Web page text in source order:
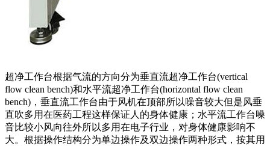
超净工作台根据气流的方向分为垂直流超净工作台(vertical
flow clean bench)和水平流超净工作台(horizontal flow clean
bench)，垂直流工作台由于风机在顶部所以噪音较大但是风垂
直吹多用在医药工程这样保证人的身体健康；水平流工作台噪
音比较小风向往外所以多用在电子行业，对身体健康影响不
大。根据操作结构分为单边操作及双边操作两种形式，按其用